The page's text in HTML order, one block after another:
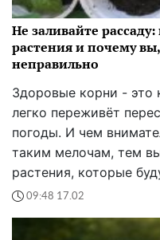
Не заливайте
растения и почему
неправильно
Здоровые корни - это
легко переживёт
погоды. И чем
таким мелочам, тем
растения, которые
09:48 17.02